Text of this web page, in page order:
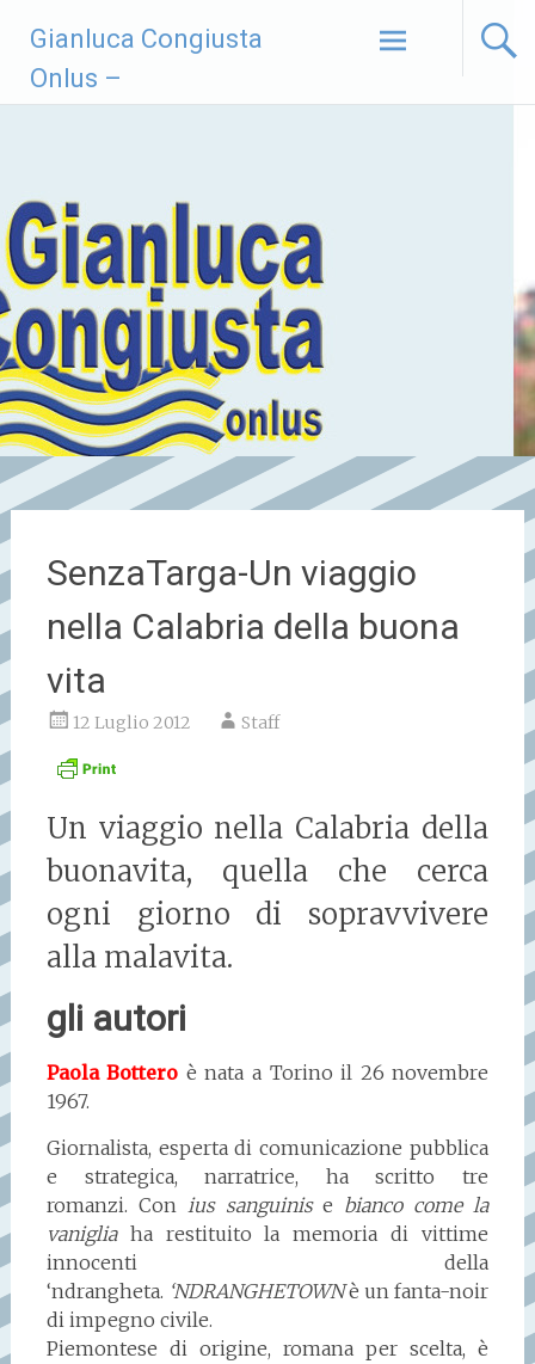
contenuto
Gianluca Congiusta
Onlus –
SenzaTarga-Un viaggio
nella Calabria della buona
vita
12 Luglio 2012 Staff
Un viaggio nella Calabria della
buonavita, quella che cerca
ogni giorno di sopravvivere
alla malavita.
gli autori
Paola Bottero è nata a Torino il 26 novembre
1967.
Giornalista, esperta di comunicazione pubblica
e strategica, narratrice, ha scritto tre
romanzi. Con ius sanguinise bianco come la
vanigliaha restituito la memoria di vittime
innocenti della
‘ndrangheta. ‘NDRANGHETOWNè un fanta-noir
di impegno civile.
Piemontese di origine, romana per scelta, è